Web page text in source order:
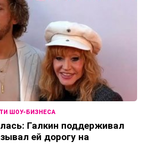
ШОУ-БИЗНЕСА
Галкин поддерживал
ей дорогу на